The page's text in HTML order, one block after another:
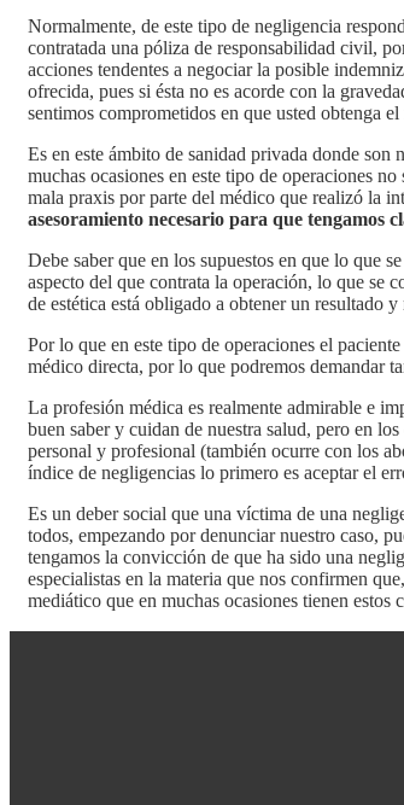
Normalmente, de este tipo de negligencia
contratada una póliza de responsabilidad civil,
acciones tendentes a negociar la posible
ofrecida, pues si ésta no es acorde con la
sentimos comprometidos en que usted obtenga
Es en este ámbito de sanidad privada donde son
muchas ocasiones en este tipo de operaciones
mala praxis por parte del médico que realizó la
asesoramiento necesario para que tengamos
Debe saber que en los supuestos en que lo que
aspecto del que contrata la operación, lo que se
de estética está obligado a obtener un resultado
Por lo que en este tipo de operaciones el
médico directa, por lo que podremos demandar
La profesión médica es realmente admirable e
buen saber y cuidan de nuestra salud, pero en
personal y profesional (también ocurre con los
índice de negligencias lo primero es aceptar el
Es un deber social que una víctima de una
todos, empezando por denunciar nuestro caso,
tengamos la convicción de que ha sido una
especialistas en la materia que nos confirmen
mediático que en muchas ocasiones tienen estos